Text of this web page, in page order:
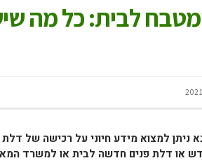
לבית: כל מה
ניתן למצוא מידע חיוני על רכישה של
או דלת פנים חדשה לבית או למשרד